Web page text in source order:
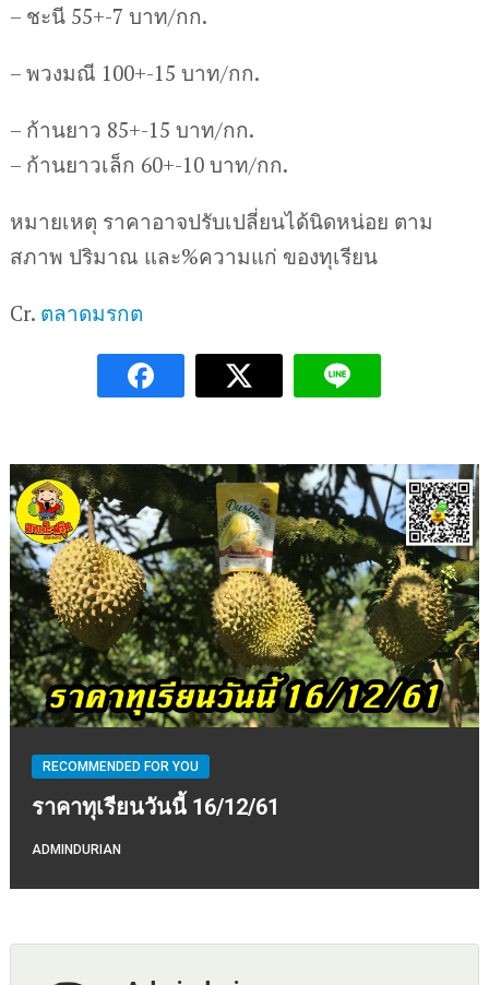
– ชะนี 55+-7 บาท/กก.
– พวงมณี 100+-15 บาท/กก.
– ก้านยาว 85+-15 บาท/กก.
– ก้านยาวเล็ก 60+-10 บาท/กก.
หมายเหตุ ราคาอาจปรับเปลี่ยนได้นิดหน่อย ตาม
สภาพ ปริมาณ และ%ความแก่ ของทุเรียน
Cr. ตลาดมรกต
RECOMMENDED FOR YOU
ราคาทุเรียนวันนี้ 16/12/61
ADMINDURIAN